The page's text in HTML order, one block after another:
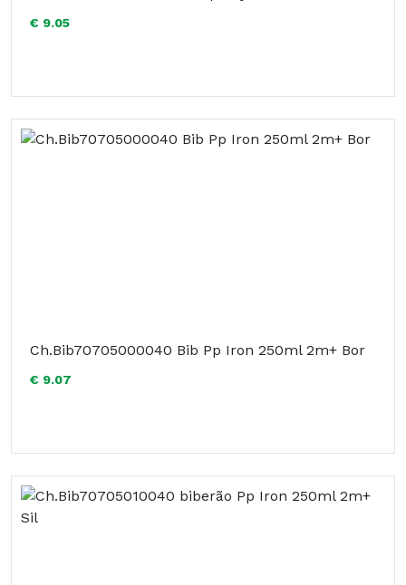
€ 9.05
Ch.Bib70705000040 Bib Pp Iron 250ml 2m+ Bor
€ 9.07